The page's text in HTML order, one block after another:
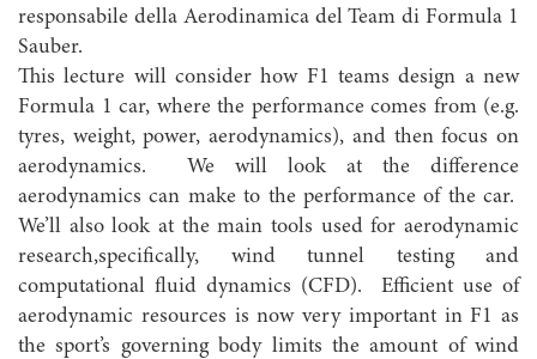
responsabile della Aerodinamica del Team di Formula 1
Sauber.
This lecture will consider how F1 teams design a new
Formula 1 car, where the performance comes from (e.g.
tyres, weight, power, aerodynamics), and then focus on
aerodynamics. We will look at the difference
aerodynamics can make to the performance of the car.
We’ll also look at the main tools used for aerodynamic
research,specifically, wind tunnel testing and
computational fluid dynamics (CFD). Efficient use of
aerodynamic resources is now very important in F1 as
the sport’s governing body limits the amount of wind